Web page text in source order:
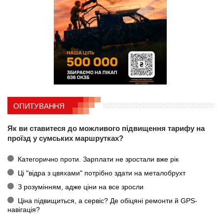
ОПИТУВАННЯ
Як ви ставитеся до можливого підвищення тарифу на
проїзд у сумських маршрутках?
Категорично проти. Зарплати не зростали вже рік
Ці "відра з цвяхами" потрібно здати на металобрухт
З розумінням, адже ціни на все зросли
Ціна підвищиться, а сервіс? Де обіцяні ремонти й GPS-
навігація?